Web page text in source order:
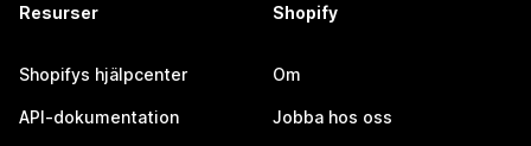
Resurser
Shopifys hjälpcenter
API-dokumentation
Shopify
Om
Jobba hos oss